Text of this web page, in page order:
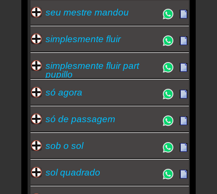
seu mestre mandou
simplesmente fluir
simplesmente fluir part
pupillo
só agora
só de passagem
sob o sol
sol quadrado